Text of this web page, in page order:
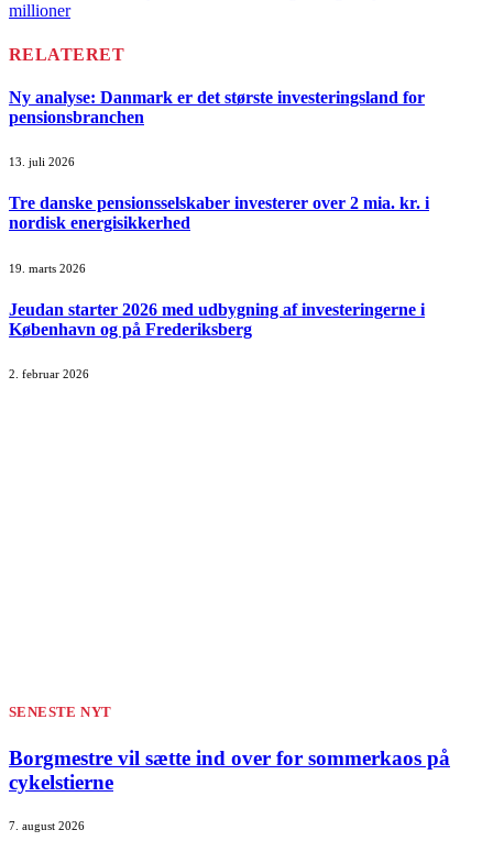
millioner
RELATERET
Ny analyse: Danmark er det største investeringsland for
pensionsbranchen
13. juli 2026
Tre danske pensionsselskaber investerer over 2 mia. kr. i
nordisk energisikkerhed
19. marts 2026
Jeudan starter 2026 med udbygning af investeringerne i
København og på Frederiksberg
2. februar 2026
SENESTE NYT
Borgmestre vil sætte ind over for sommerkaos på
cykelstierne
7. august 2026